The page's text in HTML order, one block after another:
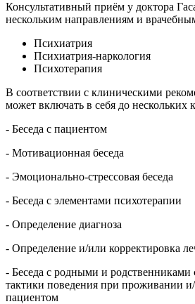
Консультативный приём у доктора
нескольким направлениям и
Психиатрия
Психиатрия-наркология
Психотерапия
В соответствии с клиническими
может включать в себя до нескольких
- Беседа с пациентом
- Мотивационная беседа
- Эмоционально-стрессовая беседа
- Беседа с элементами психотерапии
- Определение диагноза
- Определение и/или корректировка
- Беседа с родными и родственниками
тактики поведения при проживании
пациентом